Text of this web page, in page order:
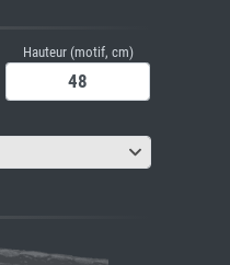
Hauteur (motif, cm)